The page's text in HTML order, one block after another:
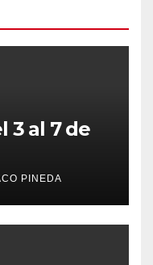
3 al 7 de
PINEDA